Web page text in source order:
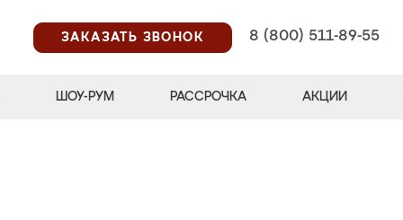
ЗАКАЗАТЬ ЗВОНОК
8 (800) 511-89-55
ШОУ-РУМ РАССРОЧКА АКЦИИ